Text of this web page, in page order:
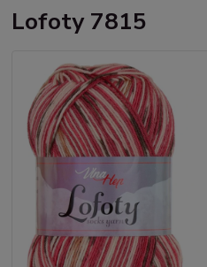
Lofoty 7815